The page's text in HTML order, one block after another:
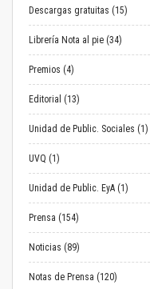
Descargas gratuitas (15)
Librería Nota al pie (34)
Premios (4)
Editorial (13)
Unidad de Public. Sociales (1)
UVQ (1)
Unidad de Public. EyA (1)
Prensa (154)
Noticias (89)
Notas de Prensa (120)